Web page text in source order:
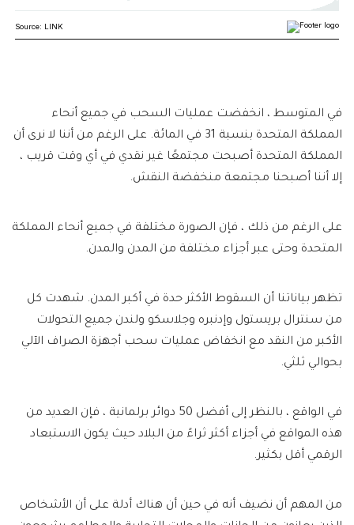
في المتوسط ​​، انخفضت عمليات السحب في جميع أنحاء
المملكة المتحدة بنسبة 31 في المائة. على الرغم من أننا لا نرى أن
المملكة المتحدة أصبحت مجتمعًا غير نقدي في أي وقت قريب ،
إلا أننا أصبحنا مجتمعة منخفضة النقش.
على الرغم من ذلك ، فإن الصورة مختلفة في جميع أنحاء المملكة
المتحدة وحتى عبر أجزاء مختلفة من المدن والمدن.
تظهر بياناتنا أن السقوط الأكثر حدة في أكبر المدن. شهدت كل
من سنترال بريستول وإدنبره وجلاسكو ولندن جميع التحولات
الأكبر من النقد مع انخفاض عمليات سحب أجهزة الصراف الآلي
بحوالي ثلثي.
في الواقع ، بالنظر إلى أفضل 50 دوائر برلمانية ، فإن العديد من
هذه المواقع في أجزاء أكثر ثراءً من البلاد حيث يكون الاستبعاد
الرقمي أقل بكثير.
من المهم أن نضيف أنه في حين أن هناك أدلة على أن الأشخاص